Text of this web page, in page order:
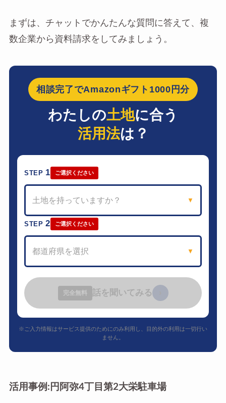
まずは、チャットでかんたんな質問に答えて、複
数企業から資料請求をしてみましょう。
相談完了でAmazonギフト1000円分
わたしの土地に合う
活用法は？
STEP 1 ご選択ください
土地を持っていますか？ ▼
STEP2 ご選択ください
都道府県を選択 ▼
完全無料 話を聞いてみる
※ご入力情報はサービス提供のためにのみ利用し、目的外の利用は一切行い
ません。
活用事例:円阿弥4丁目第2大栄駐車場